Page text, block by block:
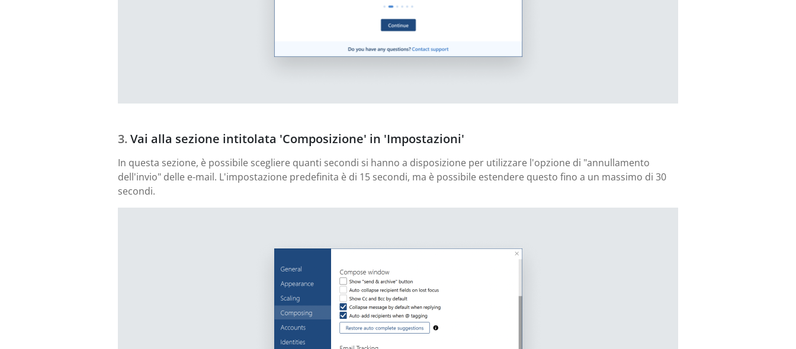
Vai alla sezione intitolata 'Composizione' in 'Impostazioni'
In questa sezione, è possibile scegliere quanti secondi si hanno a disposizione per utilizzare l'opzione di "annullamento
dell'invio" delle e-mail. L'impostazione predefinita è di 15 secondi, ma è possibile estendere questo fino a un massimo di 30
secondi.